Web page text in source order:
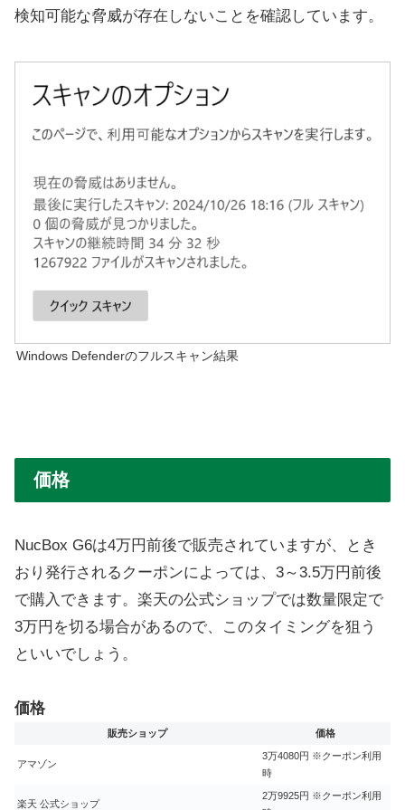
検知可能な脅威が存在しないことを確認しています。
Windows Defenderのフルスキャン結果
価格
NucBox G6は4万円前後で販売されていますが、とき
おり発行されるクーポンによっては、3～3.5万円前後
で購入できます。楽天の公式ショップでは数量限定で
3万円を切る場合があるので、このタイミングを狙う
といいでしょう。
価格
販売ショップ 価格
アマゾン
3万4080円 ※クーポン利用
時
楽天 公式ショップ
2万9925円 ※クーポン利用